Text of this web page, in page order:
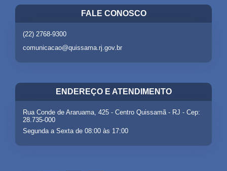
FALE CONOSCO
(22) 2768-9300
comunicacao@quissama.rj.gov.br
ENDEREÇO E ATENDIMENTO
Rua Conde de Araruama, 425 - Centro Quissamã - RJ - Cep:
28.735-000
Segunda a Sexta de 08:00 às 17:00